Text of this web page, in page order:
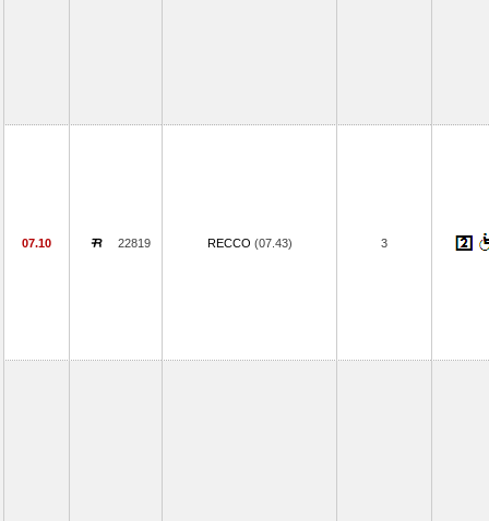
07.10 22819 RECCO (07.43) 3